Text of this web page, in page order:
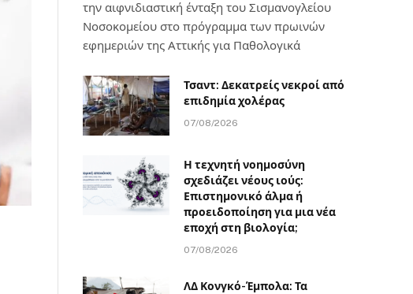
την αιφνιδιαστική ένταξη του Σισμανογλείου
Νοσοκομείου στο πρόγραμμα των πρωινών
εφημεριών της Αττικής για Παθολογικά
Τσαντ: Δεκατρείς νεκροί από
επιδημία χολέρας
07/08/2026
Η τεχνητή νοημοσύνη
σχεδιάζει νέους ιούς:
Επιστημονικό άλμα ή
προειδοποίηση για μια νέα
εποχή στη βιολογία;
07/08/2026
ΛΔ Κονγκό-Έμπολα: Τα